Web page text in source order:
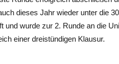
dieses Jahr wieder unter die
und wurde zur 2. Runde an die
einer dreistündigen Klausur.